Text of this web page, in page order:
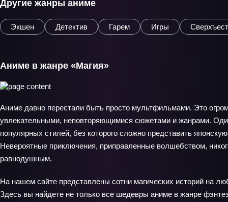
Другие жанры аниме
Экшен Детектив Гарем Игры
Аниме в жанре «Магия»
Аниме давно перестали быть просто мультфильмами. Это
увлекательными, неповторяющимися сюжетами и жанрами.
популярных стилей, без которого сложно представить
Невероятные приключения, приправленные волшебством,
равнодушным.
На нашем сайте представлены сотни магических историй на
Здесь вы найдете не только все шедевры аниме в жанре